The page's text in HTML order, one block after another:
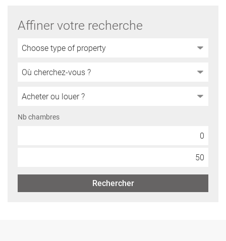
Affiner votre recherche
Nb chambres
Rechercher